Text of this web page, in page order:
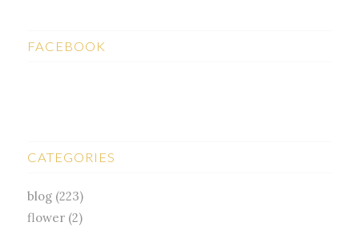
FACEBOOK
CATEGORIES
blog(223)
flower(2)